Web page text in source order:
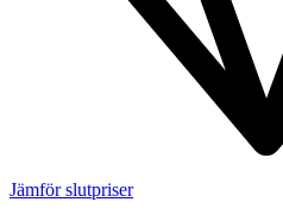
Jämför slutpriser